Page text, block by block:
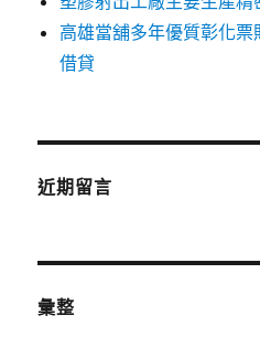
高雄當舖多年優質彰化
借貸
近期留言
彙整